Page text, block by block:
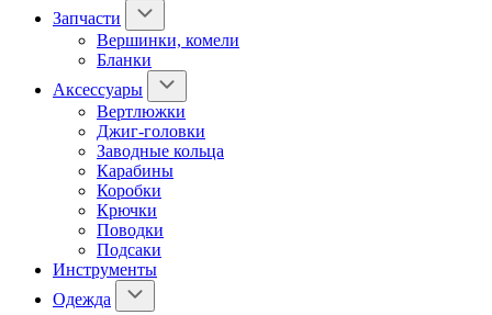
Запчасти
Вершинки, комели
Бланки
Аксессуары
Вертлюжки
Джиг-головки
Заводные кольца
Карабины
Коробки
Крючки
Поводки
Подсаки
Инструменты
Одежда